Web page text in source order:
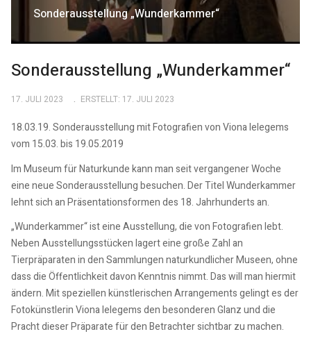
Sonderausstellung „Wunderkammer“
Sonderausstellung „Wunderkammer“
17. JULI 2023 ERSTELLT: 17. JULI 2023
18.03.19. Sonderausstellung mit Fotografien von Viona Ielegems
vom 15.03. bis 19.05.2019
Im Museum für Naturkunde kann man seit vergangener Woche
eine neue Sonderausstellung besuchen. Der Titel Wunderkammer
lehnt sich an Präsentationsformen des 18. Jahrhunderts an.
„Wunderkammer“ ist eine Ausstellung, die von Fotografien lebt.
Neben Ausstellungsstücken lagert eine große Zahl an
Tierpräparaten in den Sammlungen naturkundlicher Museen, ohne
dass die Öffentlichkeit davon Kenntnis nimmt. Das will man hiermit
ändern. Mit speziellen künstlerischen Arrangements gelingt es der
Fotokünstlerin Viona Ielegems den besonderen Glanz und die
Pracht dieser Präparate für den Betrachter sichtbar zu machen.